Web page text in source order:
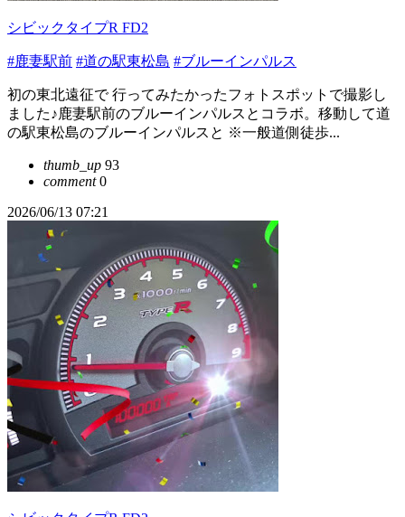
シビックタイプR FD2
#鹿妻駅前 #道の駅東松島 #ブルーインパルス
初の東北遠征で 行ってみたかったフォトスポットで撮影し
ました♪鹿妻駅前のブルーインパルスとコラボ。移動して道
の駅東松島のブルーインパルスと ※一般道側徒歩...
thumb_up 93
comment0
2026/06/13 07:21